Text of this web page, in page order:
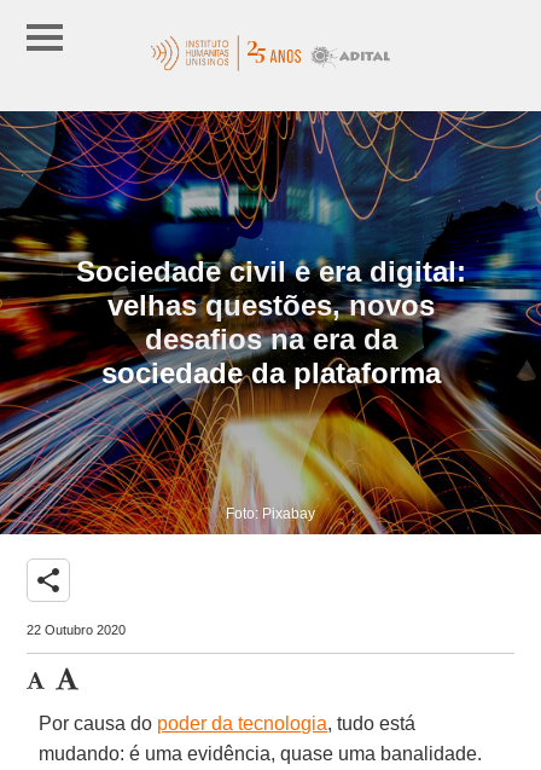
Sociedade civil e era digital:
velhas questões, novos
desafios na era da
sociedade da plataforma
Foto: Pixabay
share
22 Outubro 2020
Por causa do poder da tecnologia, tudo está
mudando: é uma evidência, quase uma banalidade.